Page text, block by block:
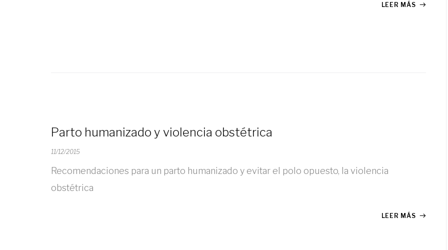
LEER MÁS
Parto humanizado y violencia obstétrica
11/12/2015
Recomendaciones para un parto humanizado y evitar el polo opuesto, la violencia
obstétrica
LEER MÁS